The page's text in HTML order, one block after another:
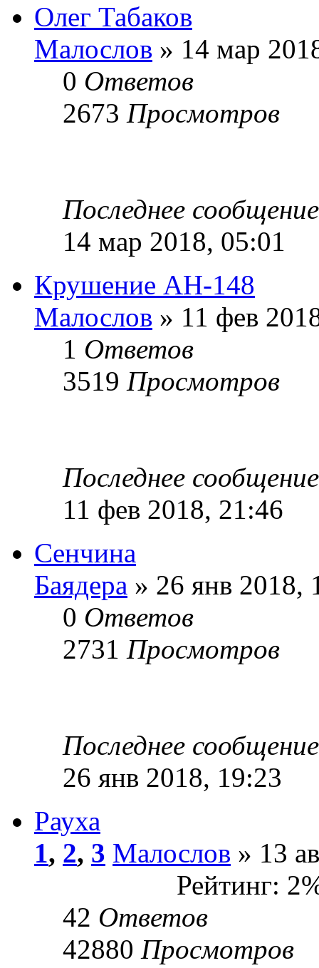
Олег Табаков
Малослов » 14 мар
0 Ответов
2673 Просмотров
Последнее
14 мар 2018, 05:01
Крушение АН-148
Малослов » 11 фев
1 Ответов
3519 Просмотров
Последнее
11 фев 2018, 21:46
Сенчина
Баядера » 26 янв 2018,
0 Ответов
2731 Просмотров
Последнее
26 янв 2018, 19:23
Рауха
1, 2, 3 Малослов » 13
Рейтинг:
42 Ответов
42880 Просмотров